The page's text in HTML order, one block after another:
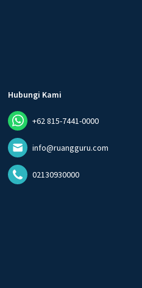
Hubungi Kami
+62 815-7441-0000
info@ruangguru.com
02130930000